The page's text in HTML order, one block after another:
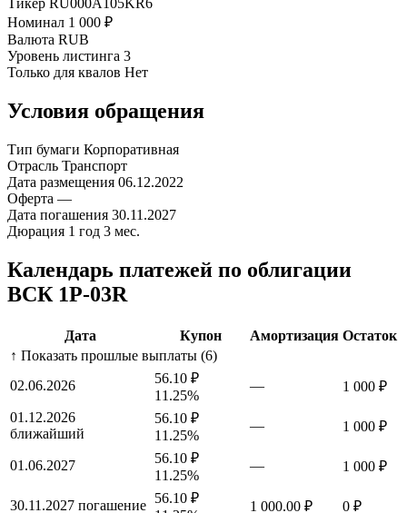
Тикер RU000A105KR6
Номинал 1 000 ₽
Валюта RUB
Уровень листинга 3
Только для квалов Нет
Условия обращения
Тип бумаги Корпоративная
Отрасль Транспорт
Дата размещения 06.12.2022
Оферта —
Дата погашения 30.11.2027
Дюрация 1 год 3 мес.
Календарь платежей по облигации
ВСК 1P-03R
Дата Купон Амортизация Остаток
↑ Показать прошлые выплаты (6)
02.06.2026
56.10 ₽
11.25%
—
1 000 ₽
01.12.2026
ближайший
56.10 ₽
11.25%
— 1 000 ₽
01.06.2027
56.10 ₽
11.25%
— 1 000 ₽
30.11.2027 погашение 56.10 ₽
1 000.00 ₽ 0 ₽